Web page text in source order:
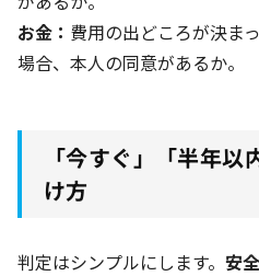
お金： 費用の出どころが決ま
場合、本人の同意があるか。
「今すぐ」「半年
け方
判定はシンプルにします。 安